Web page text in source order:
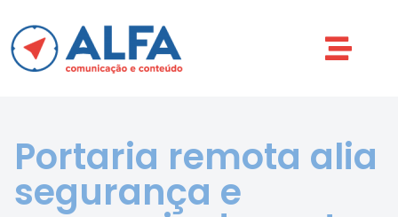
Portaria remota alia
segurança e